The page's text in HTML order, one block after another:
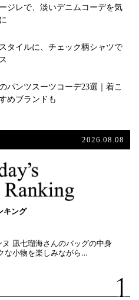
ジレで、淡いデニムコーデを気
タイルに、チェック柄シャツで
パンツスーツコーデ23選｜着こ
めブランドも
2026.08.08
キング
ヌ 凪七瑠海さんのバッグの中身
な小物を楽しみながら…